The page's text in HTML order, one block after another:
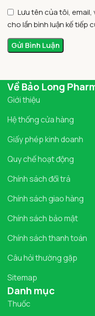
Lưu tên của tôi,
cho lần bình luận kế tiếp
Về Bảo Long
Giới thiệu
Hệ thống cửa hàng
Giấy phép kinh doanh
Quy chế hoạt động
Chính sách đổi trả
Chính sách giao hàng
Chính sách bảo mật
Chính sách thanh toán
Câu hỏi thường gặp
Sitemap
Danh mục
Thuốc